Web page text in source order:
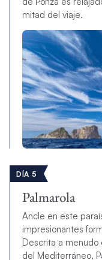
mitad del viaje.
DÍA 5
Palmarola
Ancle en este
impresionantes
Descrita a menudo
del Mediterráneo,